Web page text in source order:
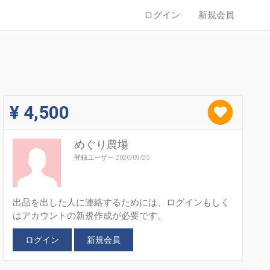
ログイン 新規会員
¥ 4,500
めぐり農場
登録ユーザー 2020/09/25
出品を出した人に連絡するためには、ログインもしく
はアカウントの新規作成が必要です。
ログイン 新規会員